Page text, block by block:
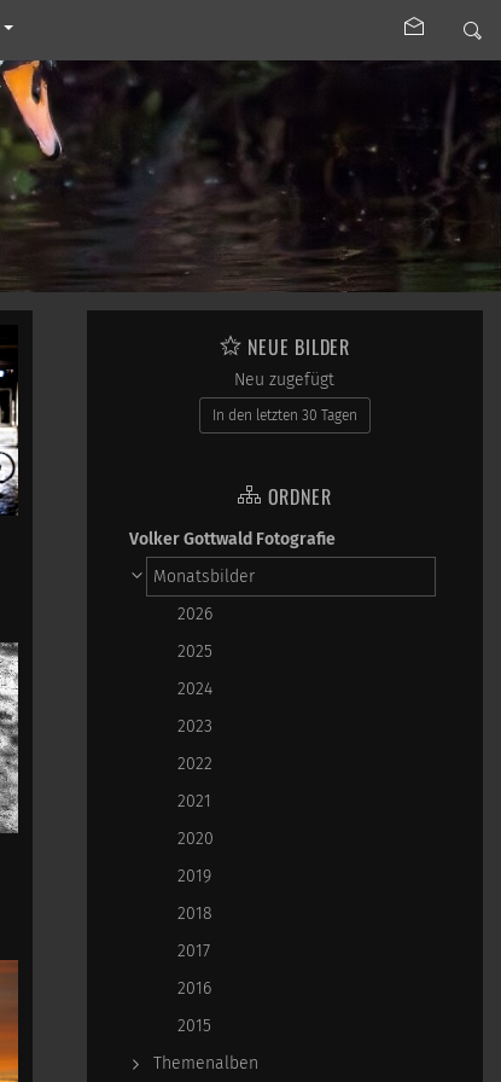
NEUE BILDER
Neu zugefügt
In den letzten 30 Tagen
ORDNER
Volker Gottwald Fotografie
Monatsbilder
2026
2025
2024
2023
2022
2021
2020
2019
2018
2017
2016
2015
Themenalben